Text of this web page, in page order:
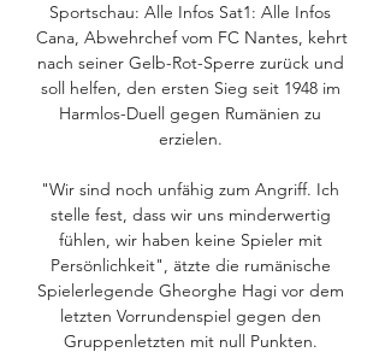
Sportschau: Alle Infos Sat1: Alle Infos
Cana, Abwehrchef vom FC Nantes, kehrt
nach seiner Gelb-Rot-Sperre zurück und
soll helfen, den ersten Sieg seit 1948 im
Harmlos-Duell gegen Rumänien zu
erzielen.
"Wir sind noch unfähig zum Angriff. Ich
stelle fest, dass wir uns minderwertig
fühlen, wir haben keine Spieler mit
Persönlichkeit", ätzte die rumänische
Spielerlegende Gheorghe Hagi vor dem
letzten Vorrundenspiel gegen den
Gruppenletzten mit null Punkten.